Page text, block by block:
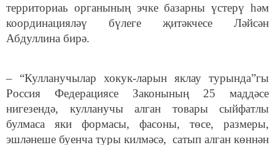
территориаь органының эчке базарны үстерү һәм
координацияләү бүлеге җитәкчесе Ләйсән
Абдуллина бирә.
– “Кулланучылар хокук-ларын яклау турында”гы
Россия Федерациясе Законының 25 маддәсе
нигезендә, кулланучы алган товары сыйфатлы
булмаса яки формасы, фасоны, төсе, размеры,
эшләнеше буенча туры килмәсә, сатып алган көннән